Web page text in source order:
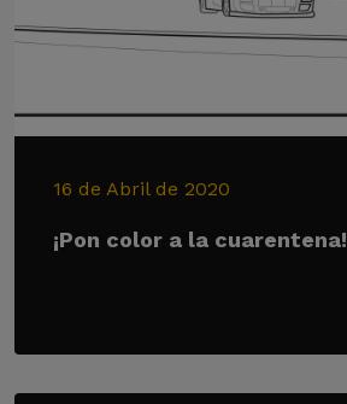
16 de Abril de 2020
¡Pon color a la cuarentena!